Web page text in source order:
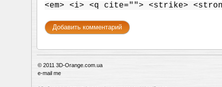
<em> <i> <q cite=""> <strike>
© 2011 3D-Orange.com.ua
e-mail me